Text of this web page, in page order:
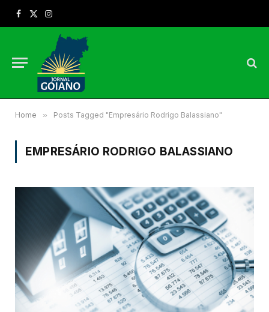
Facebook
X
Instagram
Home » Posts Tagged "Empresário Rodrigo Balassiano"
EMPRESÁRIO RODRIGO BALASSIANO